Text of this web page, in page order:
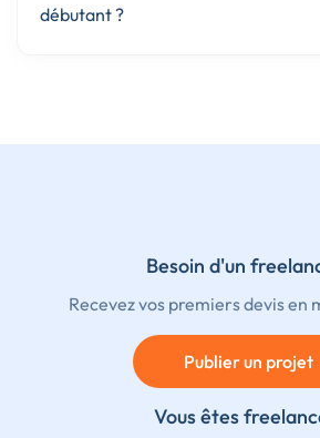
débutant ?
Besoin d'un
Recevez vos premiers devis en
Publier un projet
Vous êtes